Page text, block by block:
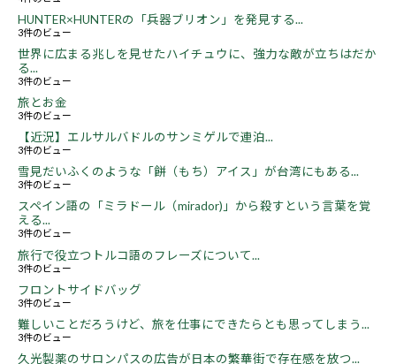
HUNTER×HUNTERの「兵器ブリオン」を発見する...
3件のビュー
世界に広まる兆しを見せたハイチュウに、強力な敵が立ちはだか
る...
3件のビュー
旅とお金
3件のビュー
【近況】エルサルバドルのサンミゲルで連泊...
3件のビュー
雪見だいふくのような「餅（もち）アイス」が台湾にもある...
3件のビュー
スペイン語の「ミラドール（mirador)」から殺すという言葉を覚
える...
3件のビュー
旅行で役立つトルコ語のフレーズについて...
3件のビュー
フロントサイドバッグ
3件のビュー
難しいことだろうけど、旅を仕事にできたらとも思ってしまう...
3件のビュー
久光製薬のサロンパスの広告が日本の繁華街で存在感を放つ...